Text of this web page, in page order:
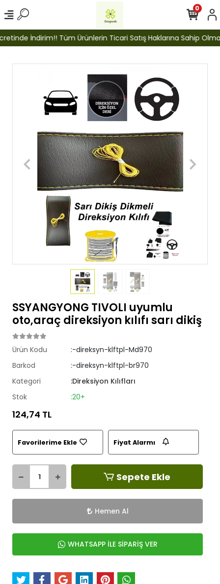
İndirim!! Tüm Ürünlerin Ticari Satış Haklarına Sahip
0
SSYANGYONG TIVOLI uyumlu
oto,araç direksiyon kılıfı sarı dikiş
Ürün Kodu
:-direksyn-klftpl-Md970
Barkod
:-direksyn-klftpl-br970
Kategori
:Direksiyon Kılıfları
Stok
:20+
124,74 TL
Favorilerime Ekle Fiyat Alarmı
Sepete Ekle
Hemen Al
WHATSAPP İLE SİPARİŞ VER